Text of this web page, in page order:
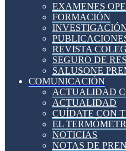
EXAMENES
FORMACIÓN
REVISTA
SEGURO DE
SALUSONE
COMUNICACIÓN
ACTUALIDAD
ACTUALIDAD
CUÍDATE CON
EL
NOTICIAS
NOTAS DE